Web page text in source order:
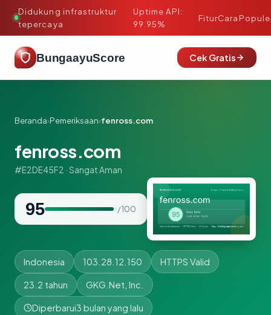
Didukung infrastruktur
tepercaya
·
Uptime API:
99.95%
FiturCara
BungaayuScore Cek Gratis
Beranda›Pemeriksaan›fenross.com
fenross.com
#E2DE45F2 · Sangat Aman
95 / 100
Indonesia 103.28.12.150 HTTPS Valid
23.2 tahun GKG.Net, Inc.
Diperbarui3 bulan yang lalu